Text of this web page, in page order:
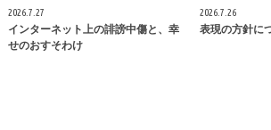
2026.7.27
インターネット上の誹謗中傷と、幸
せのおすそわけ
2026.7.26
表現の方針に